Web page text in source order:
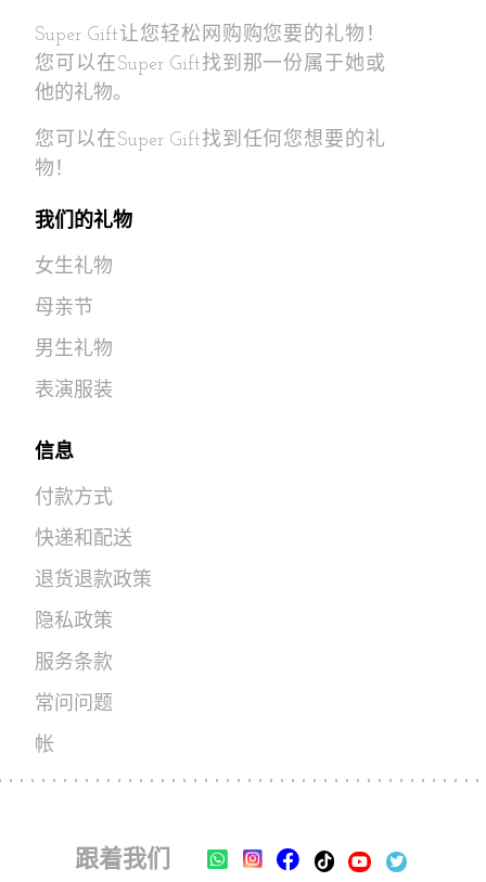
Super Gift让您轻松网购购您要的礼物！
您可以在Super Gift找到那一份属于她或
他的礼物。
您可以在Super Gift找到任何您想要的礼
物！
我们的礼物
女生礼物
母亲节
男生礼物
表演服装
信息
付款方式
快递和配送
退货退款政策
隐私政策
服务条款
常问问题
帐
跟着我们